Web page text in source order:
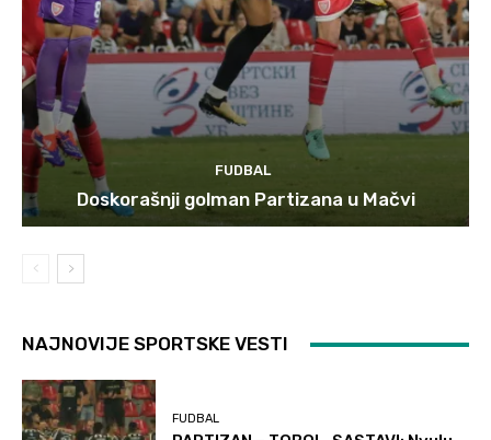
FUDBAL
Doskorašnji golman Partizana u Mačvi
NAJNOVIJE SPORTSKE VESTI
FUDBAL